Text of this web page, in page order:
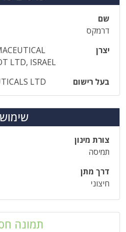
שם
דרמקס
יצרן
LTD, ISRAEL
בעל רישום
LTD
שימוש
צורת מינון
תמיסה
דרך מתן
חיצוני
תמונה